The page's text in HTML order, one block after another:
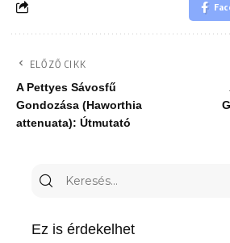
ELŐZŐ CIKK
A Pettyes Sávosfű
Gondozása (Haworthia
attenuata): Útmutató
Keresés
Ez is érdekelhet